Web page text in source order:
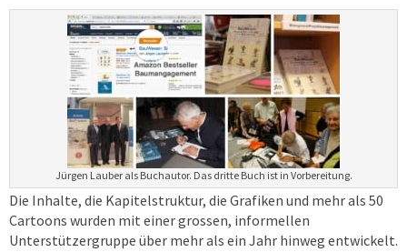
Jürgen Lauber als Buchautor. Das dritte Buch ist in Vorbereitung.
Die Inhalte, die Kapitelstruktur, die Grafiken und mehr als 50
Cartoons wurden mit einer grossen, informellen
Unterstützergruppe über mehr als ein Jahr hinweg entwickelt.